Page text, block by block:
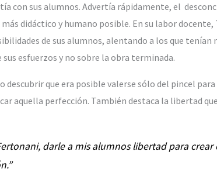
con sus alumnos. Advertía rápidamente, el
didáctico y humano posible. En su labor
de sus alumnos, alentando a los que
esfuerzos y no sobre la obra terminada.
que era posible valerse sólo del pincel
aquella perfección. También destaca la libertad
darle a mis alumnos libertad para